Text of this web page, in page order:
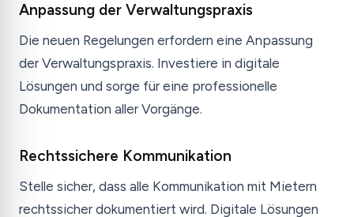
Anpassung der Verwaltungspraxis
Die neuen Regelungen erfordern eine Anpassung
der Verwaltungspraxis. Investiere in digitale
Lösungen und sorge für eine professionelle
Dokumentation aller Vorgänge.
Rechtssichere Kommunikation
Stelle sicher, dass alle Kommunikation mit Mietern
rechtssicher dokumentiert wird. Digitale Lösungen